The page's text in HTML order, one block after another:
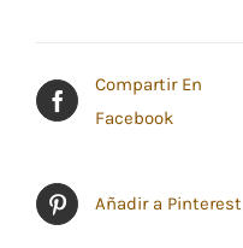
Compartir En
Facebook
Añadir a Pinterest